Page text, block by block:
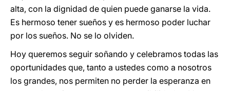
alta, con la dignidad de quien puede ganarse la vida.
Es hermoso tener sueños y es hermoso poder luchar
por los sueños. No se lo olviden.
Hoy queremos seguir soñando y celebramos todas las
oportunidades que, tanto a ustedes como a nosotros
los grandes, nos permiten no perder la esperanza en